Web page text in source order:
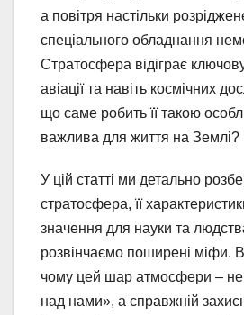
а повітря настільки
спеціального обладнання
Стратосфера відіграє
авіації та навіть космічних
що саме робить її такою
важлива для життя на Землі?
У цій статті ми детально
стратосфера, її
значення для науки та
розвінчаємо поширені міфи.
чому цей шар атмосфери – не
над нами», а справжній